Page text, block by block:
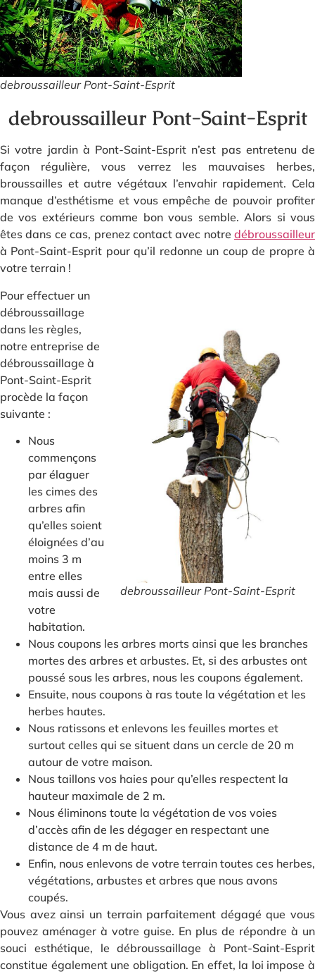
debroussailleur Pont-Saint-Esprit
debroussailleur Pont-Saint-Esprit
Si votre jardin à Pont-Saint-Esprit n’est pas entretenu de
façon régulière, vous verrez les mauvaises herbes,
broussailles et autre végétaux l’envahir rapidement. Cela
manque d’esthétisme et vous empêche de pouvoir profiter
de vos extérieurs comme bon vous semble. Alors si vous
êtes dans ce cas, prenez contact avec notre débroussailleur
à Pont-Saint-Esprit pour qu’il redonne un coup de propre à
votre terrain !
debroussailleur Pont-Saint-Esprit
Pour effectuer un
débroussaillage
dans les règles,
notre entreprise de
débroussaillage à
Pont-Saint-Esprit
procède la façon
suivante :
Nous
commençons
par élaguer
les cimes des
arbres afin
qu’elles soient
éloignées d’au
moins 3 m
entre elles
mais aussi de
votre
habitation.
Nous coupons les arbres morts ainsi que les branches
mortes des arbres et arbustes. Et, si des arbustes ont
poussé sous les arbres, nous les coupons également.
Ensuite, nous coupons à ras toute la végétation et les
herbes hautes.
Nous ratissons et enlevons les feuilles mortes et
surtout celles qui se situent dans un cercle de 20 m
autour de votre maison.
Nous taillons vos haies pour qu’elles respectent la
hauteur maximale de 2 m.
Nous éliminons toute la végétation de vos voies
d’accès afin de les dégager en respectant une
distance de 4 m de haut.
Enfin, nous enlevons de votre terrain toutes ces herbes,
végétations, arbustes et arbres que nous avons
coupés.
Vous avez ainsi un terrain parfaitement dégagé que vous
pouvez aménager à votre guise. En plus de répondre à un
souci esthétique, le débroussaillage à Pont-Saint-Esprit
constitue également une obligation. En effet, la loi impose à